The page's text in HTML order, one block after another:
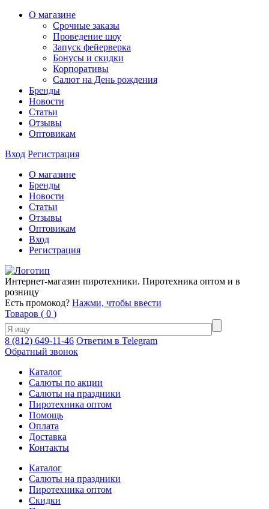
О магазине
Срочные заказы
Проведение шоу
Запуск фейерверка
Бонусы и скидки
Корпоративы
Салют на День рождения
Бренды
Новости
Статьи
Отзывы
Оптовикам
Вход Регистрация
О магазине
Бренды
Новости
Статьи
Отзывы
Оптовикам
Вход
Регистрация
Интернет-магазин пиротехники. Пиротехника оптом и в
розницу
Есть промокод? Нажми, чтобы ввести
Товаров ( 0 )
8 (812) 649-11-46 Ответим в Telegram
Обратный звонок
Каталог
Салюты по акции
Салюты на праздники
Пиротехника оптом
Помощь
Оплата
Доставка
Контакты
Каталог
Салюты на праздники
Пиротехника оптом
Скидки